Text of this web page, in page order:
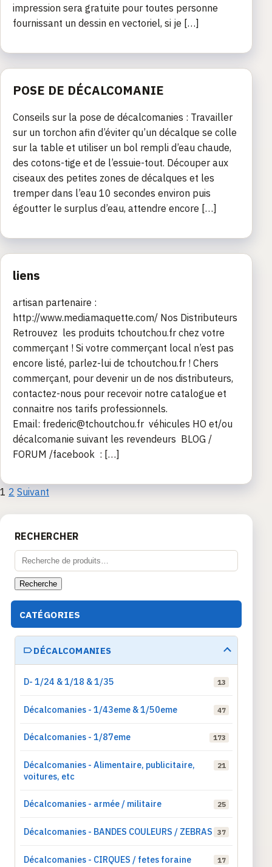
impression sera gratuite pour toutes personne
fournissant un dessin en vectoriel, si je […]
POSE DE DÉCALCOMANIE
Conseils sur la pose de décalcomanies : Travailler
sur un torchon afin d’éviter qu’un décalque se colle
sur la table et utiliser un bol rempli d’eau chaude,
des cotons-tige et de l’essuie-tout. Découper aux
ciseaux des petites zones de décalques et les
tremper dans l’eau 10 secondes environ puis
égoutter le surplus d’eau, attendre encore […]
liens
artisan partenaire :
http://www.mediamaquette.com/ Nos Distributeurs
Retrouvez les produits tchoutchou.fr chez votre
commerçant ! Si votre commerçant local n’est pas
encore listé, parlez-lui de tchoutchou.fr ! Chers
commerçant, pour devenir un de nos distributeurs,
contactez-nous pour recevoir notre catalogue et
connaitre nos tarifs professionnels.
Email: frederic@tchoutchou.fr véhicules HO et/ou
décalcomanie suivant les revendeurs BLOG /
FORUM /facebook : […]
Pagination
des
publications
1 2 Suivant
RECHERCHER
Recherche
pour :
Recherche
CATÉGORIES
DÉCALCOMANIES
D- 1/24 & 1/18 & 1/35 13
Décalcomanies - 1/43eme & 1/50eme 47
Décalcomanies - 1/87eme 173
Décalcomanies - Alimentaire, publicitaire,
voitures, etc
21
Décalcomanies - armée / militaire 25
Décalcomanies - BANDES COULEURS / ZEBRAS 37
Décalcomanies - CIRQUES / fetes foraine 17